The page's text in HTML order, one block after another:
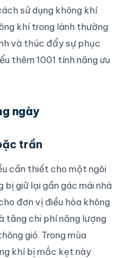
sử dụng không khí
khí trong lành thường
và thúc đẩy sự phục
thêm 1001 tính năng ưu
ngày
trần
cần thiết cho một ngôi
bị giữ lại gần gác mái nhà
đơn vị điều hòa không
tăng chi phí năng lượng
gió. Trong mùa
khí bị mắc kẹt này